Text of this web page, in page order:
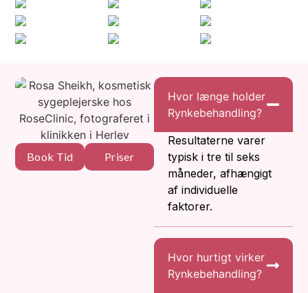
Book Tid Priser
Hvor længe holder
Rynkebehandling?​​
Resultaterne varer
typisk i tre til seks
måneder, afhængigt
af individuelle
faktorer.
Hvor hurtigt virker
Rynkebehandling?